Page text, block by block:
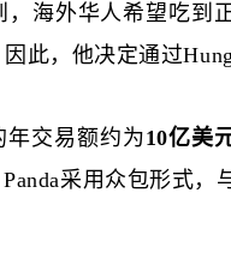
，海外华人希望吃到
因此，他决定通过
年交易额约为10亿美
采用众包形式，